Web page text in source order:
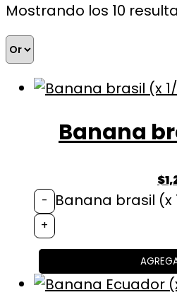
Mostrando los 10
Banana
$
-
Banana brasil
+